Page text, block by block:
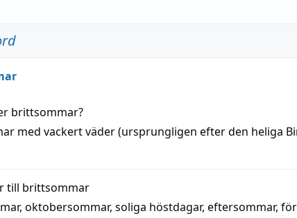
brittsommar?
med vackertväder(ursprungligen efter den heliga
till brittsommar
, oktobersommar, soliga höstdagar, eftersommar,